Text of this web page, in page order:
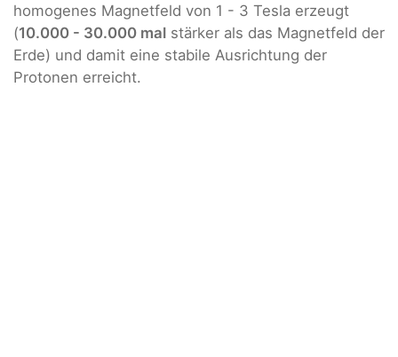
homogenes Magnetfeld von 1 - 3 Tesla erzeugt
(10.000 - 30.000 mal stärker als das Magnetfeld der
Erde) und damit eine stabile Ausrichtung der
Protonen erreicht.